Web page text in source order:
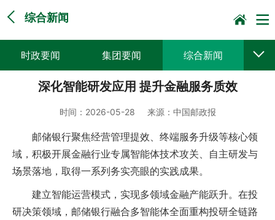
综合新闻
时政要闻 集团要闻 综合新闻
媒体聚焦 党建动态 普遍服务
科技创新 企业文化 一线风采
集邮报道
深化智能研发应用 提升金融服务质效
时间： 2026-05-28 来源： 中国邮政报
邮储银行聚焦经营管理提效、终端服务升级等核心领
域，积极开展金融行业专属智能体技术攻关、自主研发与
场景落地，取得一系列务实亮眼的实践成果。
建立智能运营模式，实现多领域金融产能跃升。在投
研决策领域，邮储银行融合多智能体全面重构投研全链路